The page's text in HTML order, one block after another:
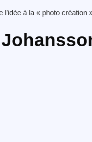
l’idée à la « photo création